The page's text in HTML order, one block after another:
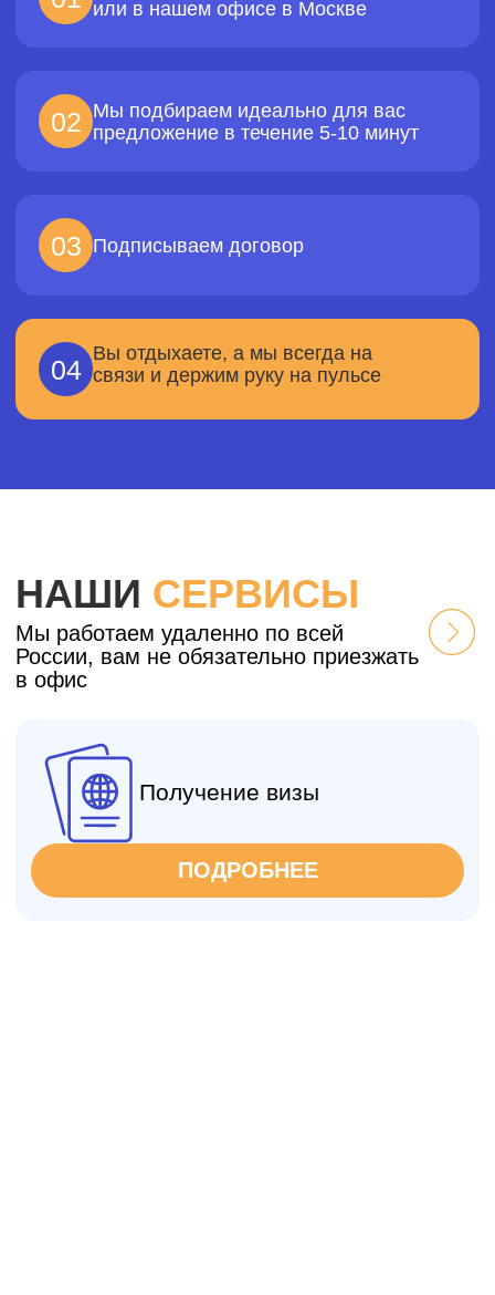
TELEGRAM-КАНАЛ!
Узнавай первым о горящих турах и
ПОДПИСАТЬСЯ